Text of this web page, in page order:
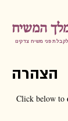
המשיח
לקבלת פני משיח צדקינו
הצהרה
Click below to